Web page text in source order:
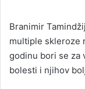
Branimir
multiple skleroze
godinu bori se za
bolesti i njihov